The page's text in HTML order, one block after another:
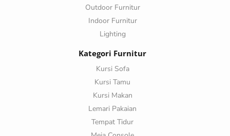
Outdoor Furnitur
Indoor Furnitur
Lighting
Kategori Furnitur
Kursi Sofa
Kursi Tamu
Kursi Makan
Lemari Pakaian
Tempat Tidur